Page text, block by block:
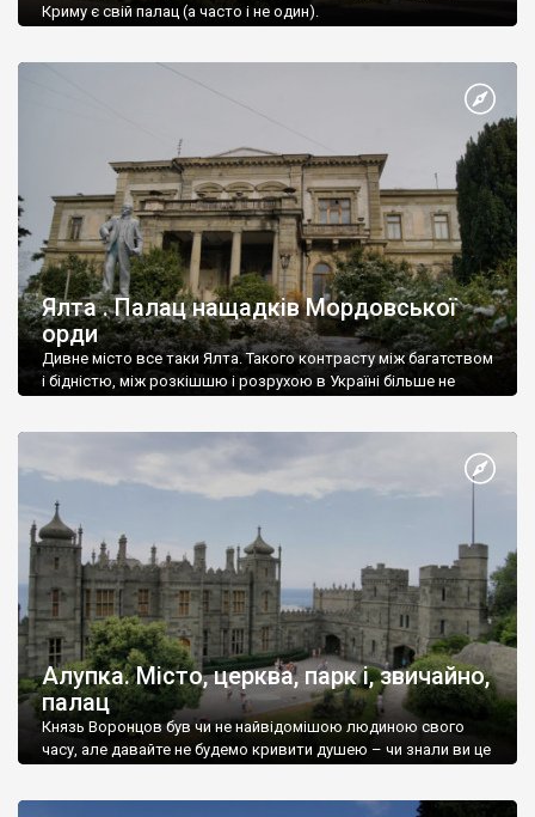
Криму є свій палац (а часто і не один).
Ялта . Палац нащадків Мордовської
орди
Дивне місто все таки Ялта. Такого контрасту між багатством
і бідністю, між розкішшю і розрухою в Україні більше не
Алупка. Місто, церква, парк і, звичайно,
палац
Князь Воронцов був чи не найвідомішою людиною свого
часу, але давайте не будемо кривити душею – чи знали ви це